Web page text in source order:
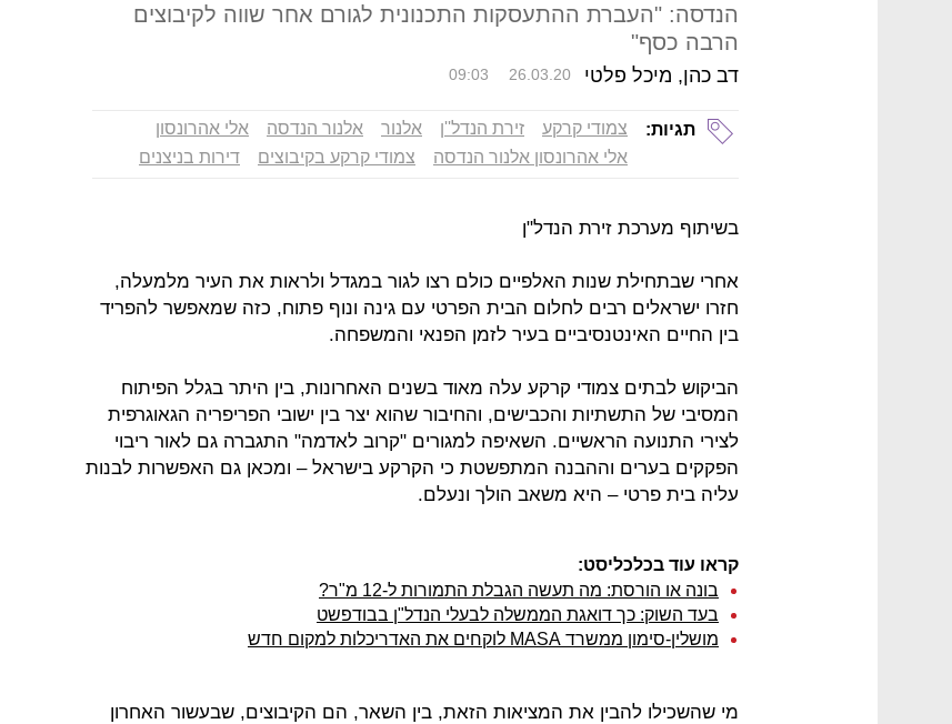
הנדסה: "העברת ההתעסקות התכנונית לגורם אחר שווה לקיבוצים
הרבה כסף"
דב כהן, מיכל פלטי 09:03 26.03.20
תגיות: צמודי קרקע זירת הנדל''ן אלנור אלנור הנדסה
אלי אהרונסון
אלי אהרונסון אלנור הנדסה
צמודי קרקע בקיבוצים דירות בניצנים
בשיתוף מערכת זירת הנדל"ן
אחרי שבתחילת שנות האלפיים כולם רצו לגור במגדל ולראות את העיר מלמעלה,
חזרו ישראלים רבים לחלום הבית הפרטי עם גינה ונוף פתוח, כזה שמאפשר להפריד
בין החיים האינטנסיביים בעיר לזמן הפנאי והמשפחה.
הביקוש לבתים צמודי קרקע עלה מאוד בשנים האחרונות, בין היתר בגלל הפיתוח
המסיבי של התשתיות והכבישים, והחיבור שהוא יצר בין ישובי הפריפריה הגאוגרפית
לצירי התנועה הראשיים. השאיפה למגורים "קרוב לאדמה" התגברה גם לאור ריבוי
הפקקים בערים וההבנה המתפשטת כי הקרקע בישראל – ומכאן גם האפשרות לבנות
עליה בית פרטי – היא משאב הולך ונעלם.
קראו עוד בכלכליסט:
בונה או הורסת: מה תעשה הגבלת התמורות ל-12 מ"ר?
בעד השוק: כך דואגת הממשלה לבעלי הנדל"ן בבודפשט
מושלין-סימון ממשרד MASA לוקחים את האדריכלות למקום חדש
מי שהשכילו להבין את המציאות הזאת, בין השאר, הם הקיבוצים, שבעשור האחרון